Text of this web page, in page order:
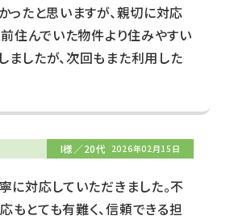
ったと思いますが、親切に対応
前住んでいた物件より住みやすい
したが、次回もまた利用した
I様／20代 2026年02月15日
に対応していただきました。不
とても有難く、信頼できる担